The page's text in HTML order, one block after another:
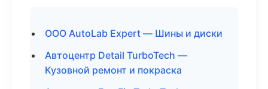
ООО AutoLab Expert — Шины и диски
Автоцентр Detail TurboTech —
Кузовной ремонт и покраска